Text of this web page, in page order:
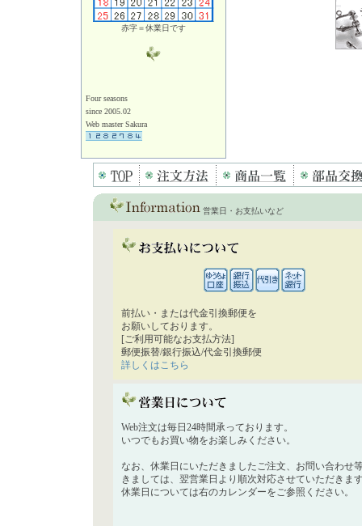
赤字＝休業日です
Four seasons
since 2005.02
Web master Sakura
営業日・お支払いなど
前払い・または代金引換郵便を
お願いしております。
[ご利用可能なお支払方法]
郵便振替/銀行振込/代金引換郵便
詳しくはこちら
Web注文は毎日24時間承っております。
いつでもお買い物をお楽しみください。
なお、休業日にいただきましたご注文、お問い合わせ
きましては、翌営業日より順次対応させていただきま
休業日については右のカレンダーをご参照ください。